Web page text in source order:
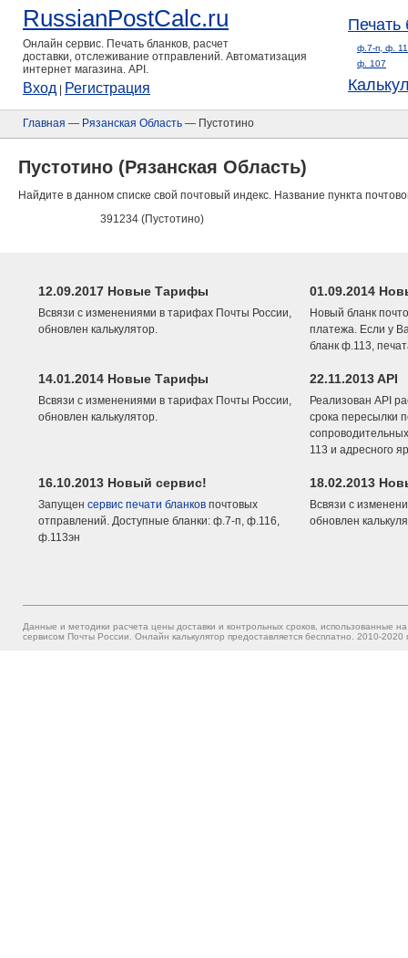
RussianPostCalc.ru
Онлайн сервис. Печать бланков, расчет
доставки, отслеживание отправлений. Автоматизация
интернет магазина. API.
Вход Регистрация
Печать
ф.7-п, ф.
ф. 107
Главная — Рязанская Область — Пустотино
Пустотино (Рязанская Область)
Найдите в данном списке свой почтовый индекс. Название пункта
391234 (Пустотино)
12.09.2017 Новые Тарифы
Всвязи с изменениями в тарифах Почты России,
обновлен калькулятор.
01.09.2014
Новый бланк
платежа. Если у
бланк ф.113,
14.01.2014 Новые Тарифы
Всвязи с изменениями в тарифах Почты России,
обновлен калькулятор.
22.11.2013 API
Реализован API
срока пересылки
113 и адресного
16.10.2013 Новый сервис!
Запущен сервис печати бланков почтовых
отправлений. Доступные бланки: ф.7-п, ф.116,
ф.113эн
18.02.2013
Всвязи с
обновлен
Данные и методики расчета цены доставки и контрольных сроков, использованные
сервисом Почты России. Онлайн калькулятор предоставляется бесплатно. 2010-2020